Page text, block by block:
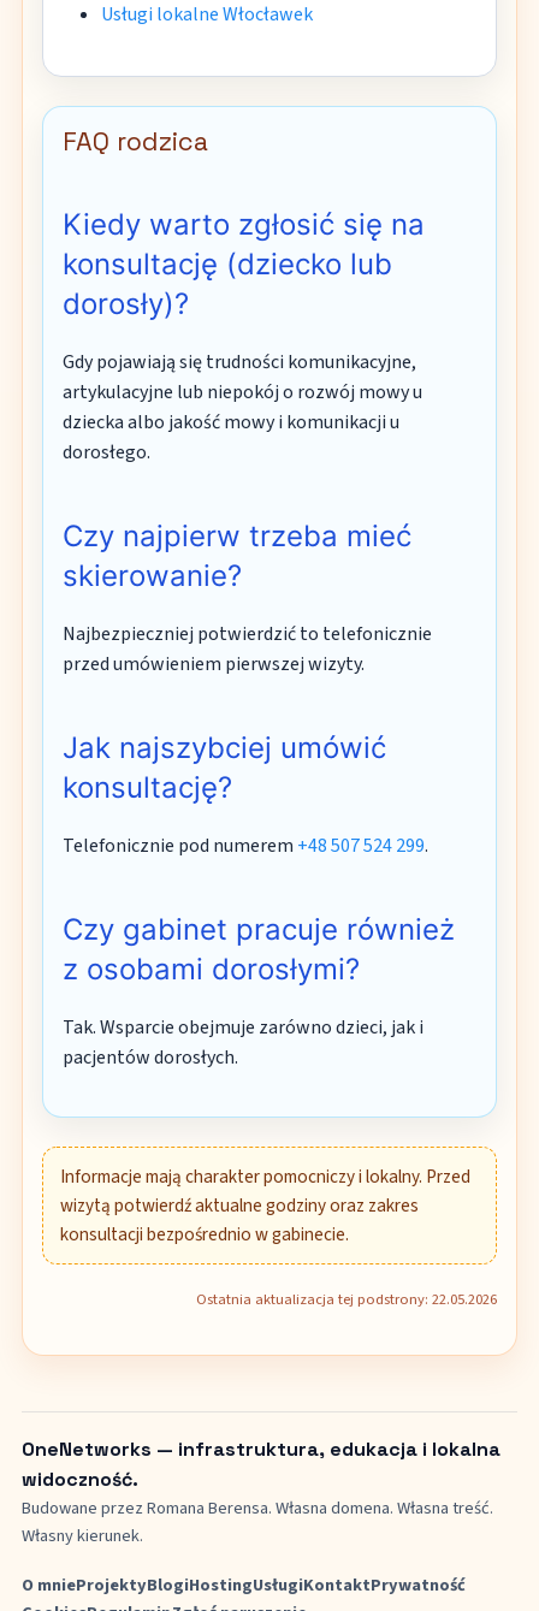
Usługi lokalne Włocławek
FAQ rodzica
Kiedy warto zgłosić się na
konsultację (dziecko lub
dorosły)?
Gdy pojawiają się trudności komunikacyjne,
artykulacyjne lub niepokój o rozwój mowy u
dziecka albo jakość mowy i komunikacji u
dorosłego.
Czy najpierw trzeba mieć
skierowanie?
Najbezpieczniej potwierdzić to telefonicznie
przed umówieniem pierwszej wizyty.
Jak najszybciej umówić
konsultację?
Telefonicznie pod numerem +48 507 524 299.
Czy gabinet pracuje również
z osobami dorosłymi?
Tak. Wsparcie obejmuje zarówno dzieci, jak i
pacjentów dorosłych.
Informacje mają charakter pomocniczy i lokalny. Przed
wizytą potwierdź aktualne godziny oraz zakres
konsultacji bezpośrednio w gabinecie.
Ostatnia aktualizacja tej podstrony: 22.05.2026
OneNetworks — infrastruktura, edukacja i lokalna
widoczność.
Budowane przez Romana Berensa. Własna domena. Własna treść.
Własny kierunek.
O mnieProjektyBlogiHostingUsługiKontaktPrywatność